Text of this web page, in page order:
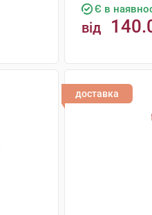
Є в
від
доставка